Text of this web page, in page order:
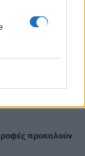
από το
στοιχεία σας
προκαλούν